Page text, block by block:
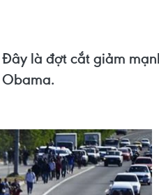
là đợt cắt giảm